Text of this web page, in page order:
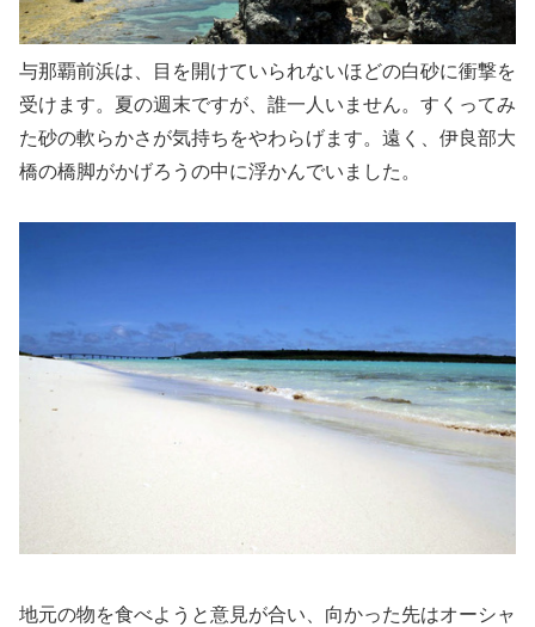
与那覇前浜は、目を開けていられないほどの白砂に衝撃を
受けます。夏の週末ですが、誰一人いません。すくってみ
た砂の軟らかさが気持ちをやわらげます。遠く、伊良部大
橋の橋脚がかげろうの中に浮かんでいました。
地元の物を食べようと意見が合い、向かった先はオーシャ